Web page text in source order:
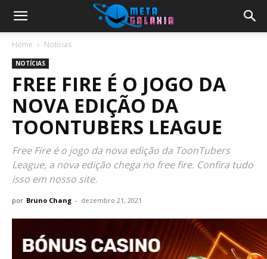
Home Notícias
NOTÍCIAS
FREE FIRE É O JOGO DA
NOVA EDIÇÃO DA
TOONTUBERS LEAGUE
Free Fire é o jogo da nova edição da ToonTubers
League, a nova edição chega no free fire. Confira tudo
isso em nosso site.
por Bruno Chang - dezembro 21, 2021